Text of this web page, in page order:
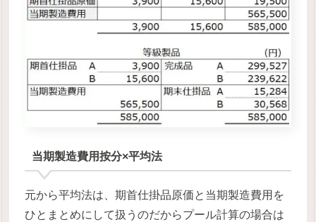
当期製造費用按分×平均法
元から平均法は、期首仕掛品原価と当期製造費用を
ひとまとめにして扱うのだからプール計算の場合は